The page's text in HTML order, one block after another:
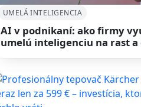
UMELÁ INTELIGENCIA
AI v podnikaní: ako firmy
umelú inteligenciu na rast